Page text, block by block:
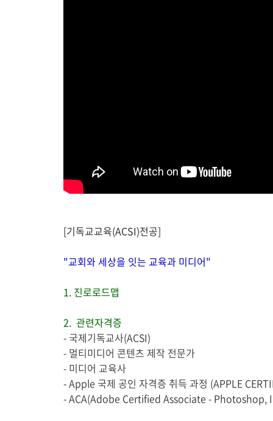
[기독교교육(ACSI)전공]
"교회와 세상을 잇는 교육과 미디어"
1. 진로로드맵
2. 관련자격증
- 국제기독교사(ACSI)
- 멀티미디어 콘텐츠 제작 전문가
- 미디어 교육사
- Apple 국제 공인 자격증 취득 과정 (APPLE
- ACA(Adobe Certified Associate -